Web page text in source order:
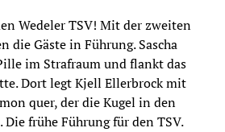
Wedeler TSV! Mit der zweiten
die Gäste in Führung. Sascha
im Strafraum und flankt das
Dort legt Kjell Ellerbrock mit
quer, der die Kugel in den
frühe Führung für den TSV.